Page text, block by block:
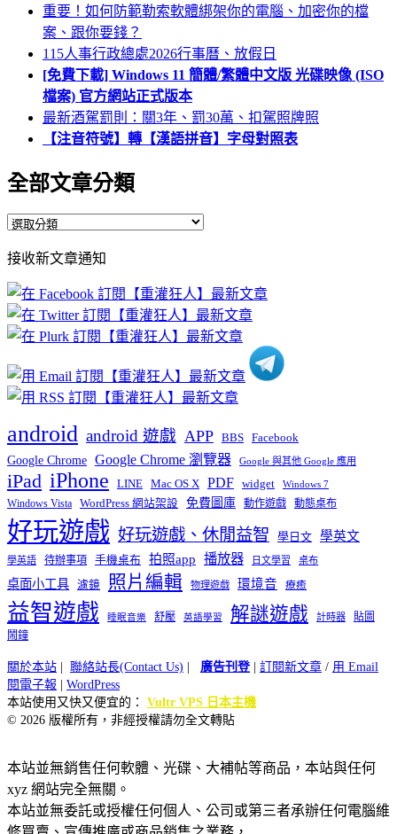
重要！如何防範勒索軟體綁架你的電腦、加密你的檔
案、跟你要錢？
115人事行政總處2026行事曆、放假日
[免費下載] Windows 11 簡體/繁體中文版 光碟映像 (ISO
檔案) 官方網站正式版本
最新酒駕罰則：關3年、罰30萬、扣駕照牌照
【注音符號】轉【漢語拼音】字母對照表
全部文章分類
全
文
章
分
類
接收新文章通知
android android 遊戲 APP BBS Facebook
Google Chrome Google Chrome 瀏覽器 Google 與其他 Google 應用
iPad iPhone LINE Mac OS X PDF widget Windows 7
Windows Vista WordPress 網站架設 免費圖庫 動作遊戲 動態桌布
好玩遊戲 好玩遊戲、休閒益智 學日文 學英文
學英語 待辦事項 手機桌布 拍照app 播放器 日文學習 桌布
桌面小工具 濾鏡 照片編輯 物理遊戲 環境音 療癒
益智遊戲 睡眠音樂 舒壓 英語學習 解謎遊戲 計時器
貼圖
鬧鐘
關於本站 聯絡站長(Contact Us) 廣告刊登| 訂閱新文章 / 用 Email
閱電子報
WordPress
本站使用又快又便宜的： Vultr VPS 日本主機
© 2026 版權所有，非經授權請勿全文轉貼
本站並無銷售任何軟體、光碟、大補帖等商品，本站與任何
xyz 網站完全無關。
本站並無委託或授權任何個人、公司或第三者承辦任何電腦維